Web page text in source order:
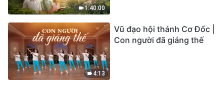
1:40:00
4:13
Vũ đạo hội thánh Cơ Đốc |
Con người đã giáng thế